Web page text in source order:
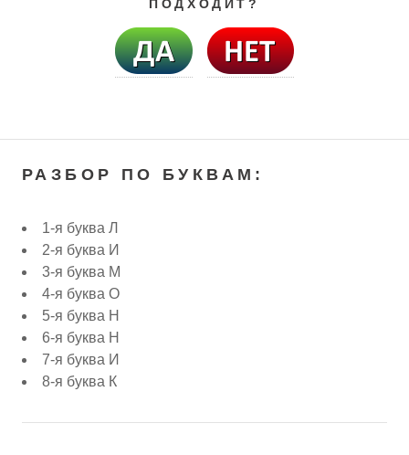
ПОДХОДИТ?
РАЗБОР ПО БУКВАМ:
1-я буква Л
2-я буква И
3-я буква М
4-я буква О
5-я буква Н
6-я буква Н
7-я буква И
8-я буква К